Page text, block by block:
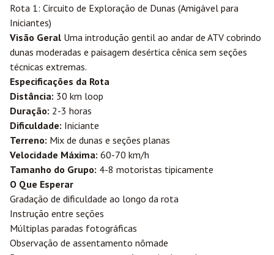
Rota 1: Circuito de Exploração de Dunas (Amigável para
Iniciantes)
Visão Geral Uma introdução gentil ao andar de ATV cobrindo
dunas moderadas e paisagem desértica cênica sem seções
técnicas extremas.
Especificações da Rota
Distância: 30 km loop
Duração: 2-3 horas
Dificuldade: Iniciante
Terreno: Mix de dunas e seções planas
Velocidade Máxima: 60-70 km/h
Tamanho do Grupo: 4-8 motoristas tipicamente
O Que Esperar
Gradação de dificuldade ao longo da rota
Instrução entre seções
Múltiplas paradas fotográficas
Observação de assentamento nômade